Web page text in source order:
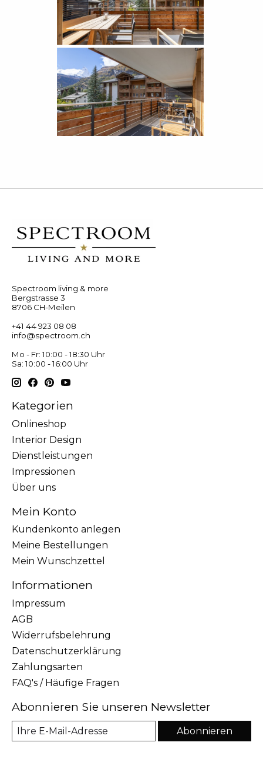
Spectroom living & more
Bergstrasse 3
8706 CH-Meilen
+41 44 923 08 08
info@spectroom.ch
Mo - Fr: 10:00 - 18:30 Uhr
Sa: 10:00 - 16:00 Uhr
Kategorien
Onlineshop
Interior Design
Dienstleistungen
Impressionen
Über uns
Mein Konto
Kundenkonto anlegen
Meine Bestellungen
Mein Wunschzettel
Informationen
Impressum
AGB
Widerrufsbelehrung
Datenschutzerklärung
Zahlungsarten
FAQ's / Häufige Fragen
Abonnieren Sie unseren Newsletter
Abonnieren